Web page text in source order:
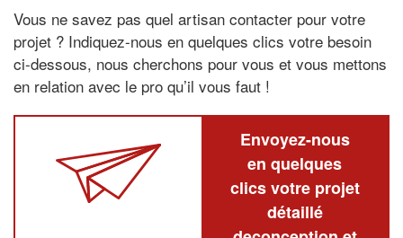
Vous ne savez pas quel artisan contacter pour votre
projet ? Indiquez-nous en quelques clics votre besoin
ci-dessous, nous cherchons pour vous et vous mettons
en relation avec le pro qu’il vous faut !
Envoyez-nous
en quelques
clics votre projet
détaillé